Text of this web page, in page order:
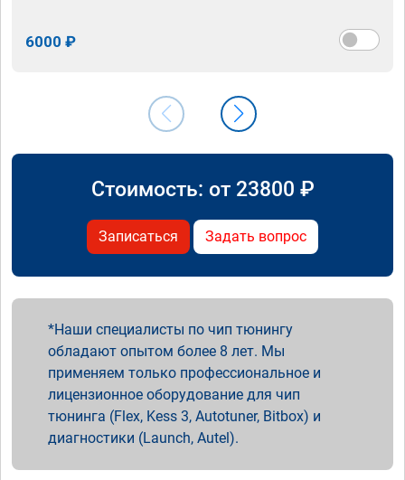
6000 ₽
Стоимость: от 23800 ₽
Записаться Задать вопрос
Наши специалисты по чип тюнингу
обладают опытом более 8 лет. Мы
применяем только профессиональное и
лицензионное оборудование для чип
тюнинга (Flex, Kess 3, Autotuner, Bitbox) и
диагностики (Launch, Autel).